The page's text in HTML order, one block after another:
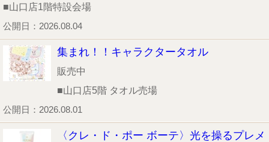
■山口店1階特設会場
公開日：2026.08.04
集まれ！！キャラクタータオル
販売中
■山口店5階 タオル売場
公開日：2026.08.01
〈クレ・ド・ポー ボーテ〉光を操るプレメ